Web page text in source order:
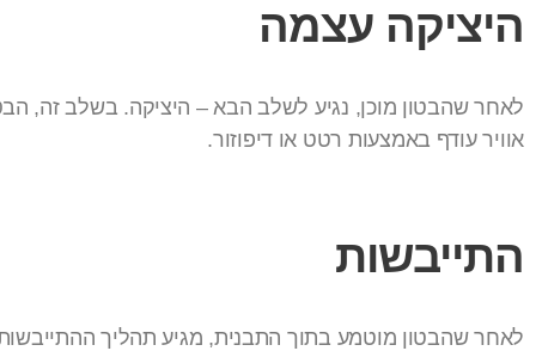
היציקה עצמה
לאחר שהבטון מוכן, נגיע לשלב הבא – היציקה. בשלב זה,
אוויר עודף באמצעות רטט או דיפוזור.
התייבשות
לאחר שהבטון מוטמע בתוך התבנית, מגיע תהליך